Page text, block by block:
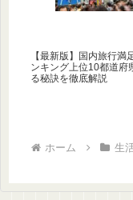
【最新版】国内旅行満
ンキング上位10都道府
る秘訣を徹底解説
ホーム 生